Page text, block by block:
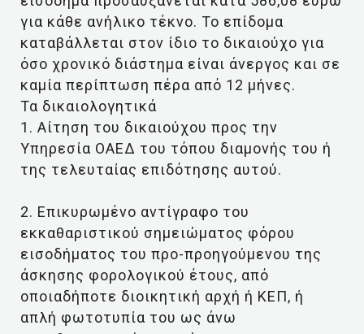
για κάθε ανήλικο τέκνο. Το επίδομα
καταβάλλεται στον ίδιο το δικαιούχο για
όσο χρονικό διάστημα είναι άνεργος και σε
καμία περίπτωση πέρα από 12 μήνες.
Τα δικαιολογητικά
1. Αίτηση του δικαιούχου προς την
Υπηρεσία ΟΑΕΔ του τόπου διαμονής του ή
της τελευταίας επιδότησης αυτού.
2. Επικυρωμένο αντίγραφο του
εκκαθαριστικού σημειώματος φόρου
εισοδήματος του προ-προηγούμενου της
άσκησης φορολογικού έτους, από
οποιαδήποτε διοικητική αρχή ή ΚΕΠ, ή
απλή φωτοτυπία του ως άνω